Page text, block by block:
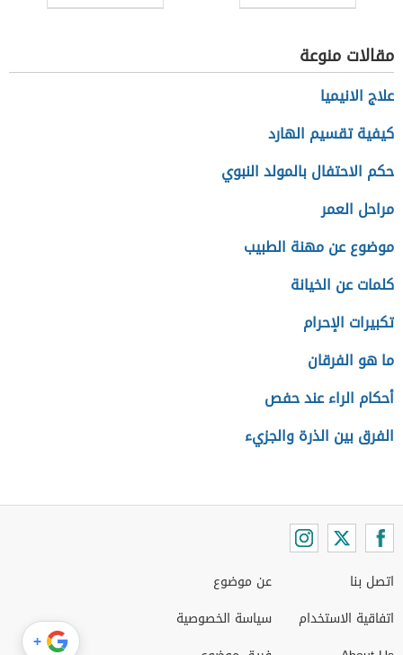
مقالات منوعة
علاج الانيميا
كيفية تقسيم الهارد
حكم الاحتفال بالمولد النبوي
مراحل العمر
موضوع عن مهنة الطبيب
كلمات عن الخيانة
تكبيرات الإحرام
ما هو الفرقان
أحكام الراء عند حفص
الفرق بين الذرة والجزيء
اتصل بنا
اتفاقية الاستخدام
عن موضوع
سياسة الخصوصية
+